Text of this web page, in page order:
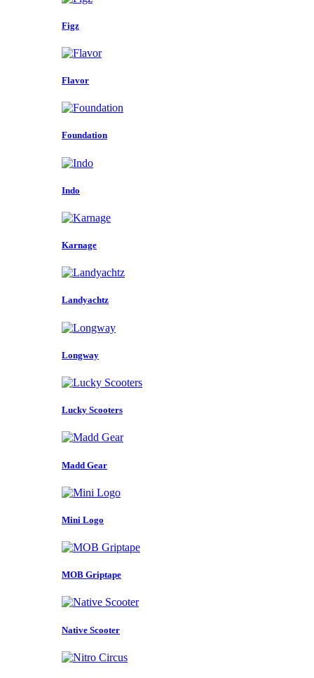
Figz
Flavor
Foundation
Indo
Karnage
Landyachtz
Longway
Lucky Scooters
Madd Gear
Mini Logo
MOB Griptape
Native Scooter